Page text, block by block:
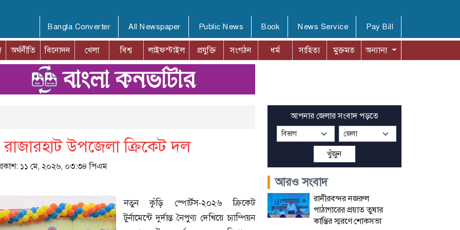
Bangla Converter All Newspaper Public News Book News Service Pay Bill
অর্থনীতি বিনোদন খেলা বিশ্ব লাইফস্টাইল প্রযুক্তি সংগঠন ধর্ম সাহিত্য মুক্তমত অন্যান্য
উপজেলা ক্রিকেট দল
১১ মে, ২০২৬, ০৩:৩৪ পিএম
নতুন কুঁড়ি স্পোর্টস-২০২৬ ক্রিকেট
টুর্নামেন্টে দুর্দান্ত নৈপুণ্য দেখিয়ে চ্যাম্পিয়ন
আপনার জেলার সংবাদ পড়তে
খুঁজুন
আরও সংবাদ
রানীরবন্দর নজরুল
পাঠাগারের প্রয়াত তুষার
কান্তির স্মরণে শোকসভা